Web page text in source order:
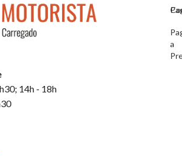
a
14h - 18h